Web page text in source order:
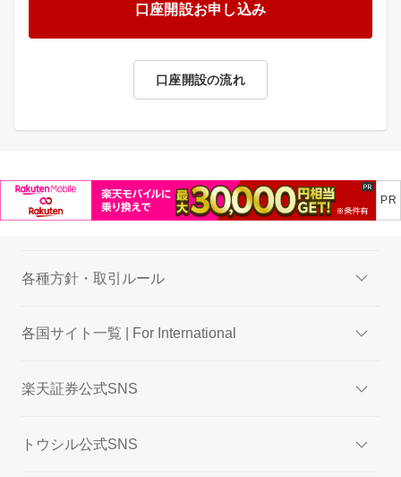
口座開設お申し込み
口座開設の流れ
各種方針・取引ルール
各国サイト一覧 | For International
楽天証券公式SNS
トウシル公式SNS